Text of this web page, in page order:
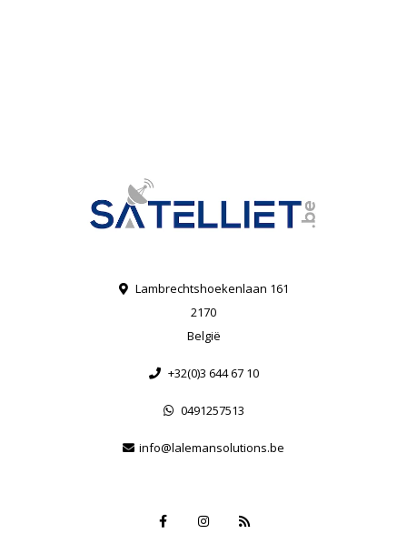
Lambrechtshoekenlaan 161
2170
België
+32(0)3 644 67 10
0491257513
info@lalemansolutions.be